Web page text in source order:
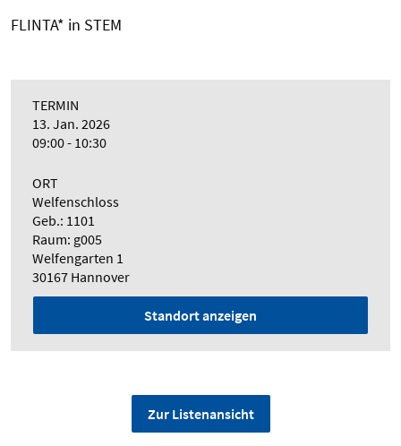
FLINTA* in STEM
TERMIN
13. Jan. 2026
09:00 - 10:30
ORT
Welfenschloss
Geb.: 1101
Raum: g005
Welfengarten 1
30167 Hannover
Standort anzeigen
Zur Listenansicht